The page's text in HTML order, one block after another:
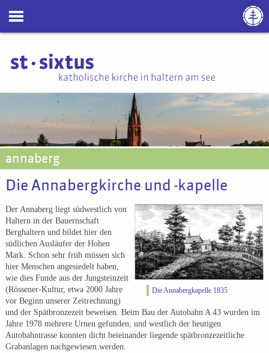
annaberg
Die Annabergkirche und -kapelle
Die Annabergkapelle 1835
Der Annaberg liegt südwestlich von
Haltern in der Bauernschaft
Berghaltern und bildet hier den
südlichen Ausläufer der Hohen
Mark. Schon sehr früh müssen sich
hier Menschen angesiedelt haben,
wie dies Funde aus der Jungsteinzeit
(Rössener-Kultur, etwa 2000 Jahre
vor Beginn unserer Zeitrechnung)
und der Spätbronzezeit beweisen. Beim Bau der Autobahn A 43 wurden im
Jahre 1978 mehrere Urnen gefunden, und westlich der heutigen
Autobahntrasse konnten dicht beieinander liegende spätbronzezeitliche
Grabanlagen nachgewiesen werden.